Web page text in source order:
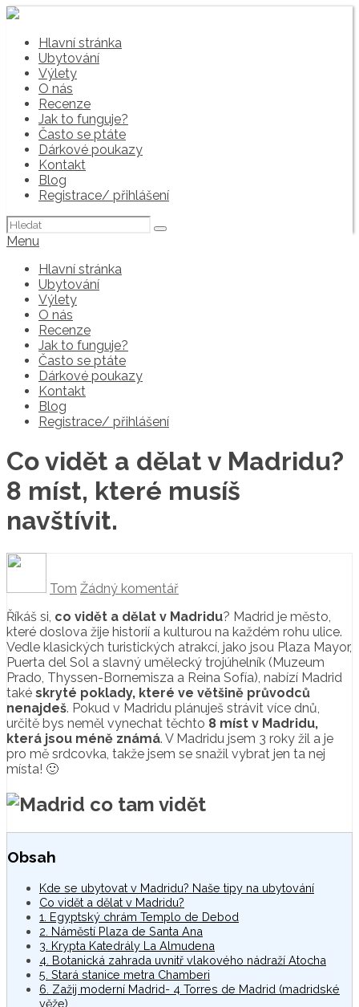
Hlavní stránka
Ubytování
Výlety
O nás
Recenze
Jak to funguje?
Často se ptáte
Dárkové poukazy
Kontakt
Blog
Registrace/ přihlášení
Hledat:
Menu
Hlavní stránka
Ubytování
Výlety
O nás
Recenze
Jak to funguje?
Často se ptáte
Dárkové poukazy
Kontakt
Blog
Registrace/ přihlášení
Co vidět a dělat v Madridu?
8 míst, které musíš
navštívit.
Tom Žádný komentář
Říkáš si, co vidět a dělat v Madridu? Madrid je město,
které doslova žije historií a kulturou na každém rohu ulice.
Vedle klasických turistických atrakcí, jako jsou Plaza Mayor,
Puerta del Sol a slavný umělecký trojúhelník (Muzeum
Prado, Thyssen-Bornemisza a Reina Sofía), nabízí Madrid
také skryté poklady, které ve většině průvodců
nenajdeš. Pokud v Madridu plánuješ strávit více dnů,
určitě bys neměl vynechat těchto 8 míst v Madridu,
která jsou méně známá. V Madridu jsem 3 roky žil a je
pro mě srdcovka, takže jsem se snažil vybrat jen ta nej
místa! 🙂
Obsah
Kde se ubytovat v Madridu? Naše tipy na ubytování
Co vidět a dělat v Madridu?
1. Egyptský chrám Templo de Debod
2. Náměstí Plaza de Santa Ana
3. Krypta Katedrály La Almudena
4. Botanická zahrada uvnitř vlakového nádraží Atocha
5. Stará stanice metra Chamberi
6. Zažij moderní Madrid- 4 Torres de Madrid (madridské
věže)